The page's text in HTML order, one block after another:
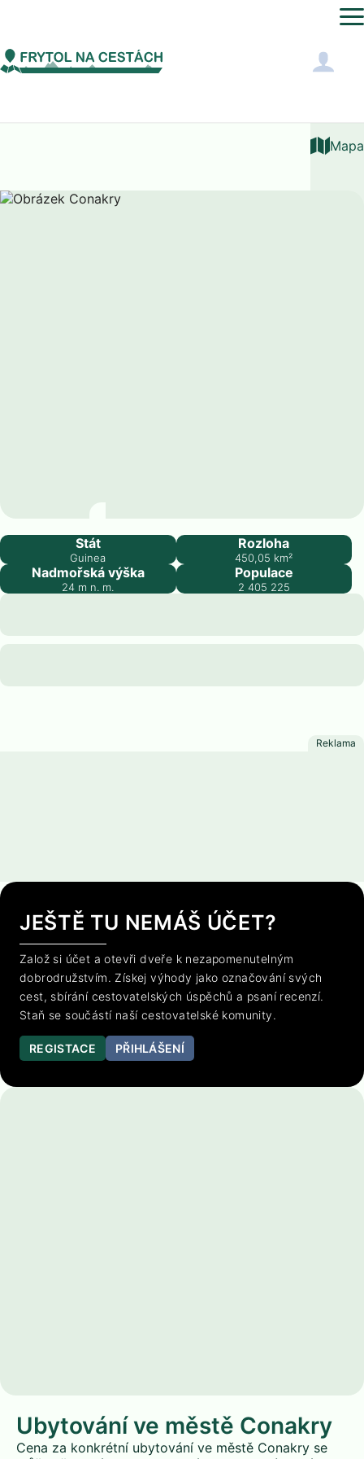
Afrika Guinea Conakry
Mapa
Conakry
Stát
Guinea
Rozloha
450,05 km²
Nadmořská výška
24 m n. m.
Populace
2 405 225
JEŠTĚ TU NEMÁŠ ÚČET?
Založ si účet a otevři dveře k nezapomenutelným
dobrodružstvím. Získej výhody jako označování svých
cest, sbírání cestovatelských úspěchů a psaní recenzí.
Staň se součástí naší cestovatelské komunity.
REGISTACE PŘIHLÁŠENÍ
Ubytování ve městě Conakry
Cena za konkrétní ubytování ve městě Conakry se